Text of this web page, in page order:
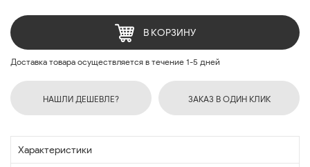
В КОРЗИНУ
Доставка товара осуществляется в течение 1-5 дней
НАШЛИ ДЕШЕВЛЕ? ЗАКАЗ В ОДИН КЛИК
Характеристики